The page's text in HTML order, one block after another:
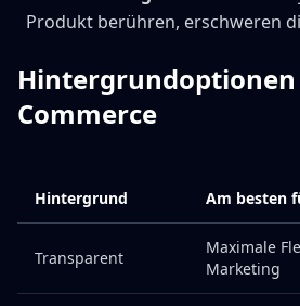
Produkt berühren, erschweren
Hintergrundoptionen
Commerce
Hintergrund Am besten
Transparent
Maximale
Marketing